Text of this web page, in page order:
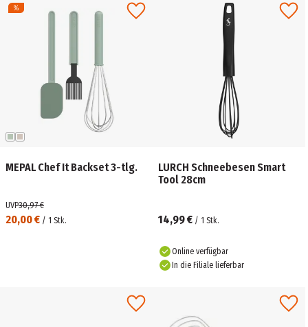
MEPAL Chef It Backset 3-tlg.
20,00 € / 1 Stk.
UVP30,97 €
LURCH Schneebesen Smart
Tool 28cm
14,99 € / 1 Stk.
Online verfügbar
In die Filiale lieferbar